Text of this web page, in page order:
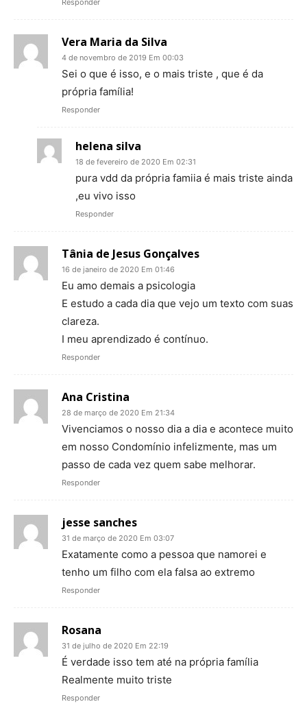
Vera Maria da Silva
4 de novembro de 2019 Em 00:03
Sei o que é isso, e o mais triste , que é da
própria família!
Responder
helena silva
18 de fevereiro de 2020 Em 02:31
pura vdd da própria famiia é mais triste ainda
,eu vivo isso
Responder
Tânia de Jesus Gonçalves
16 de janeiro de 2020 Em 01:46
Eu amo demais a psicologia
E estudo a cada dia que vejo um texto com suas
clareza.
I meu aprendizado é contínuo.
Responder
Ana Cristina
28 de março de 2020 Em 21:34
Vivenciamos o nosso dia a dia e acontece muito
em nosso Condomínio infelizmente, mas um
passo de cada vez quem sabe melhorar.
Responder
jesse sanches
31 de março de 2020 Em 03:07
Exatamente como a pessoa que namorei e
tenho um filho com ela falsa ao extremo
Responder
Rosana
31 de julho de 2020 Em 22:19
É verdade isso tem até na própria família
Realmente muito triste
Responder